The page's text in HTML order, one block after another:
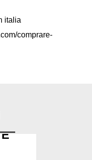
italia
comprare-